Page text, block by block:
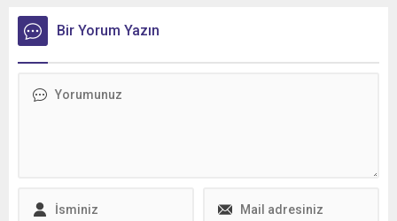
ticari araçlara madeni yağ
tedarikini kapsayan stratejik
iş birliği üçüncü yılına girdi.
Bir Yorum Yazın